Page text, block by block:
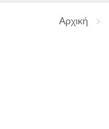
Αρχική